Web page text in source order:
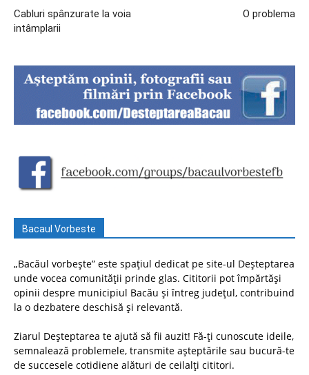
Cabluri spânzurate la voia
intâmplarii
O problema
Bacaul Vorbeste
„Bacăul vorbește” este spațiul dedicat pe site-ul Deșteptarea
unde vocea comunității prinde glas. Cititorii pot împărtăși
opinii despre municipiul Bacău și întreg județul, contribuind
la o dezbatere deschisă și relevantă.
Ziarul Deșteptarea te ajută să fii auzit! Fă-ți cunoscute ideile,
semnalează problemele, transmite așteptările sau bucură-te
de succesele cotidiene alături de ceilalți cititori.